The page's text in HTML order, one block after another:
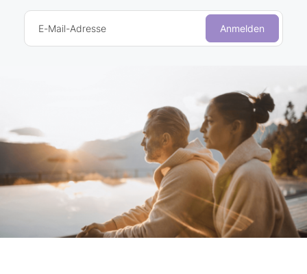
E-Mail-Adresse Anmelden